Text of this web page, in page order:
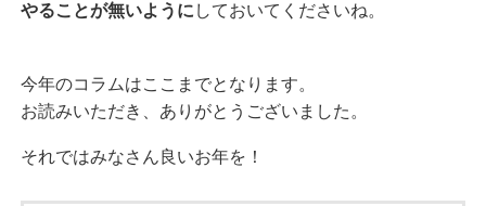
やることが無いように しておいてくださいね。
今年のコラムはここまでとなります。
お読みいただき、ありがとうございました。
それではみなさん良いお年を！